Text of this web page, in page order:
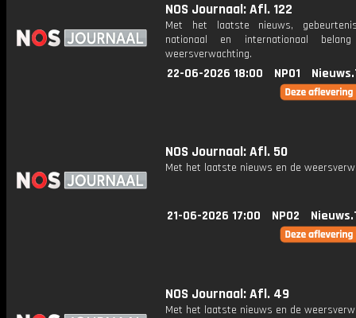
NOS Journaal: Afl. 122
Met het laatste nieuws,
nationaal en internationaal
weersverwachting.
22-06-2026 18:00 NPO1
NOS Journaal: Afl. 50
Met het laatste nieuws en de
21-06-2026 17:00 NPO2
NOS Journaal: Afl. 49
Met het laatste nieuws en de